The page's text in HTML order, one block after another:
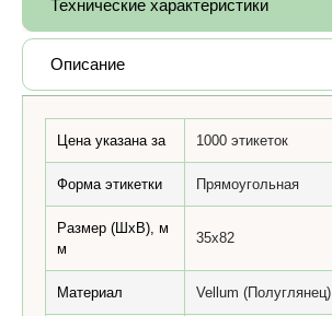
Технические характеристики
Описание
Цена указана за 1000 этикеток
Форма этикетки Прямоугольная
Размер (ШхВ), м
м
35x82
Материал Vellum (Полуглянец)